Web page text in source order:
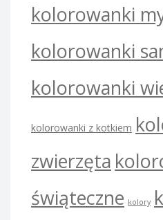
kolorowanki
kolorowanki
kolorowanki
kolorowanki z kotkiem
zwierzęta
świąteczne kolory